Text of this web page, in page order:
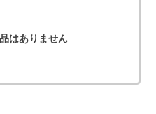
はありません